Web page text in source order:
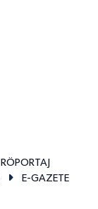
RÖPORTAJ
E-GAZETE